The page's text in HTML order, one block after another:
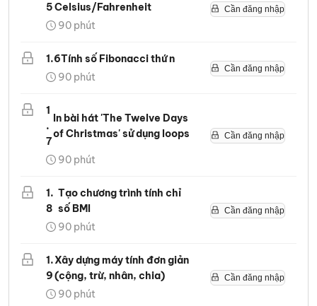
5Celsius/Fahrenheit
90 phút
Cần đăng nhập
1.6Tính số Fibonacci thứ n
90 phút
Cần đăng nhập
1
.
7
In bài hát 'The Twelve Days
of Christmas' sử dụng loops
90 phút
Cần đăng nhập
1.
8
Tạo chương trình tính chỉ
số BMI
90 phút
Cần đăng nhập
1.
9
Xây dựng máy tính đơn giản
(cộng, trừ, nhân, chia)
90 phút
Cần đăng nhập